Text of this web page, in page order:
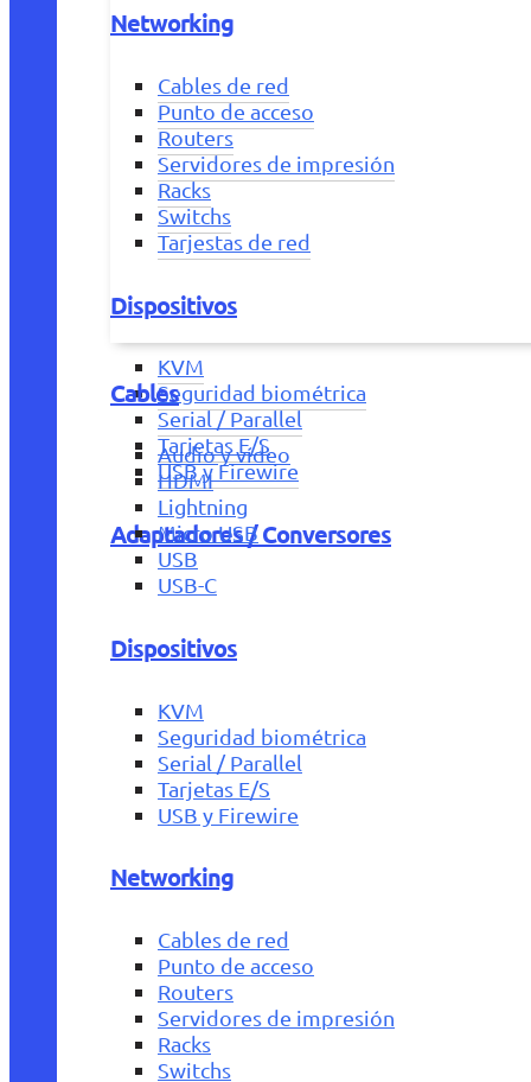
Networking
Cables de red
Punto de acceso
Routers
Servidores de impresión
Racks
Switchs
Tarjestas de red
Dispositivos
KVM
Seguridad biométrica
Serial / Parallel
Tarjetas E/S
USB y Firewire
Adaptadores / Conversores
Cables
Audio y vídeo
HDMI
Lightning
Micro USB
USB
USB-C
Dispositivos
KVM
Seguridad biométrica
Serial / Parallel
Tarjetas E/S
USB y Firewire
Networking
Cables de red
Punto de acceso
Routers
Servidores de impresión
Racks
Switchs